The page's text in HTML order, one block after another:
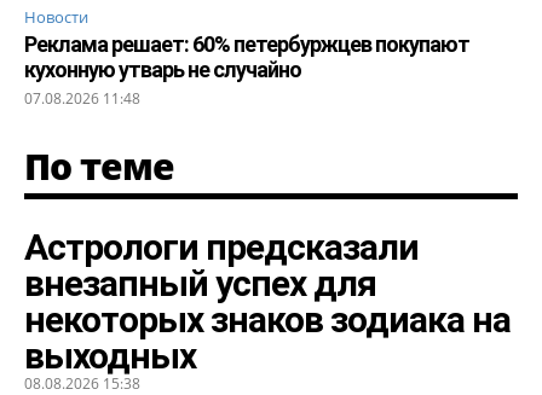
Новости
Реклама решает: 60% петербуржцев покупают
кухонную утварь не случайно
07.08.2026 11:48
По теме
Астрологи предсказали
внезапный успех для
некоторых знаков зодиака на
выходных
08.08.2026 15:38